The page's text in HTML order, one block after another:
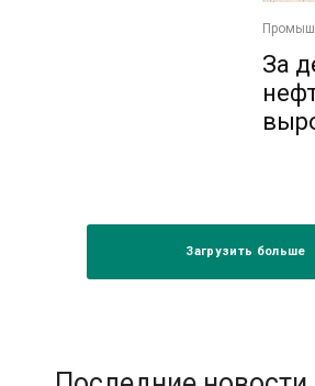
За
Загрузить больше